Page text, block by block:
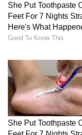
ಈ 24 ಅಪರಾಧಿಗಳ
ಕೈದಿಗಳ
ಜೈಲು ಎಂಬುದು
ಪರಿವರ್ತನೆಯ